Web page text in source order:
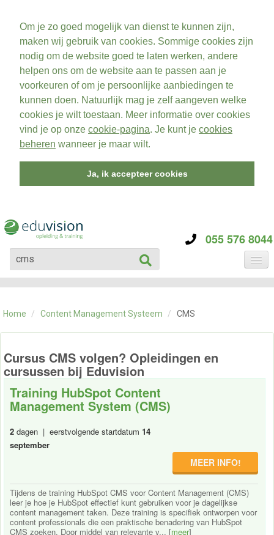
Om je zo goed mogelijk van dienst te kunnen zijn,
maken wij gebruik van cookies. Sommige cookies zijn
nodig om de website goed te laten werken, andere
helpen ons om de website aan te passen aan je
voorkeuren of om je persoonlijke aanbiedingen te
kunnen doen. Natuurlijk mag je zelf aangeven welke
cookies je wilt toestaan. Meer informatie over cookies
vind je op onze cookie-pagina. Je kunt je cookies
beheren wanneer je maar wilt.
Ja, ik accepteer cookies
055 576 8044
CATEGORIE
OVER ONS
CONTACT
Home / Content Management Systeem / CMS
Cursus CMS volgen? Opleidingen en
cursussen bij Eduvision
Training HubSpot Content
Management System (CMS)
2 dagen | eerstvolgende startdatum 14
september
MEER INFO!
Tijdens de training HubSpot CMS voor Content Management (CMS)
leer je hoe je HubSpot effectief kunt gebruiken voor je dagelijkse
content management taken. Deze training is specifiek ontworpen voor
content professionals die een praktische benadering van HubSpot
CMS zoeken. Door middel van relevante v... [meer]